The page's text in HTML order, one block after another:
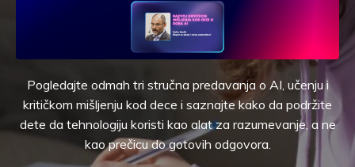
Pogledajte odmah tri stručna predavanja o AI, učenju i
kritičkom mišljenju kod dece i saznajte kako da podržite
dete da tehnologiju koristi kao alat za razumevanje, a ne
kao prečicu do gotovih odgovora.